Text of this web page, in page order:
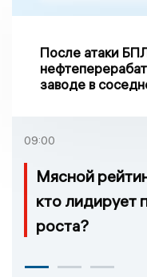
После атаки
заводе в
09:00
Мясной
кто лидирует
роста?